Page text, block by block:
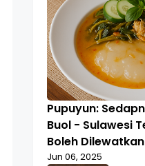
Pupuyun:
Buol - Sulawesi
Boleh Dilewatkan
Jun 06, 2025